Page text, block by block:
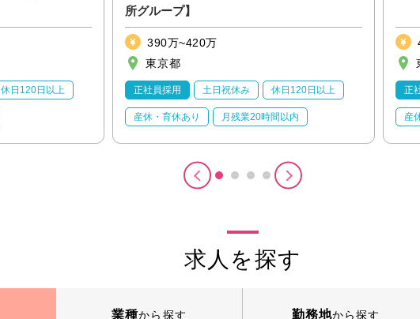
休日120日以上
所グループ】
390万~420万
東京都
正社員採用 土日祝休み 休日120日以上
産休・育休あり 月残業20時間以内
正
産
求人を探す
業種から探す 勤務地から探す